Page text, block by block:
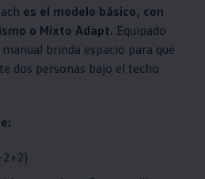
es el modelo básico, con
o Mixto Adapt. Equipado
brinda espacio para que
dos personas bajo el techo